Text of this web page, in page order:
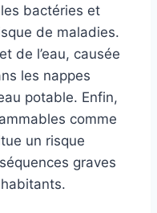
bactéries et
de maladies.
de l’eau, causée
les nappes
potable. Enfin,
comme
un risque
graves